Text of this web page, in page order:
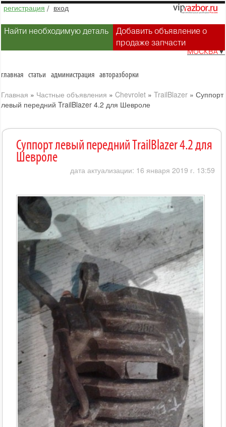
регистрация / вход
Найти необходимую деталь
Добавить объявление о
продаже запчасти
МОСКВА▼
главная статьи администрация авторазборки
Главная » Частные объявления » Chevrolet » TrailBlazer » Суппорт
левый передний TrailBlazer 4.2 для Шевроле
Суппорт левый передний TrailBlazer 4.2 для
Шевроле
дата актуализации: 16 января 2019 г. 13:59